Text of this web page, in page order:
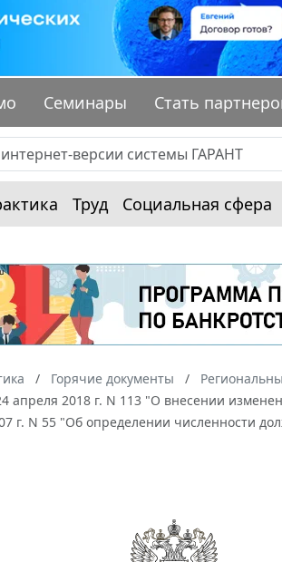
Семинары Стать
Труд Социальная сфера
Горячие документы
апреля 2018 г. N 113 "О внесении
г. N 55 "Об определении численности